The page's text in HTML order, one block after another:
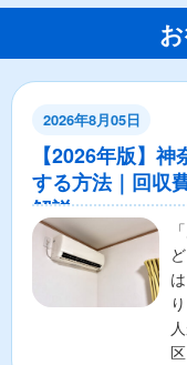
2026年8月05日
【2026年版】
する方法｜回収
解説